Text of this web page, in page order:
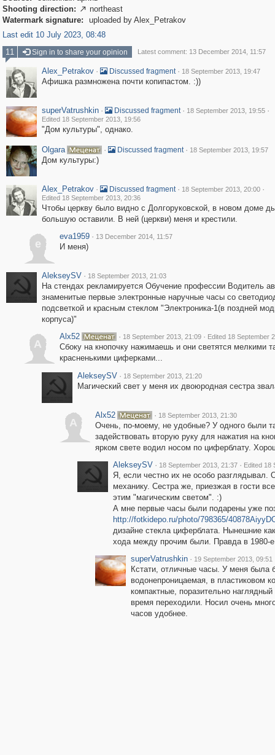
Shooting direction:  northeast
Watermark signature:
uploaded by Alex_Petrakov
Last edit 10 July 2023, 08:48
11
Sign in to share your opinion Latest comment: 13 December 2014, 11:57
Alex_Petrakov · Discussed fragment · 18 September 2013, 19:47
Афишка размножена почти копипастом. :))
superVatrushkin · Discussed fragment · 18 September 2013, 19:55 ·
Edited 18 September 2013, 19:56
"Дом культуры", однако.
Olgara · Discussed fragment · 18 September 2013, 19:57
Дом культуры:)
Alex_Petrakov · Discussed fragment · 18 September 2013, 20:00 ·
Edited 18 September 2013, 20:36
Чтобы церкву было видно с Долгоруковской, в новом доме
большую оставили. В ней (церкви) меня и крестили.
e
eva1959 · 13 December 2014, 11:57
И меня)
AlekseySV · 18 September 2013, 21:03
На стендах рекламируется Обучение профессии Водитель
знаменитые первые электронные наручные часы со
подсветкой и красным стеклом "Электроника-1(в поздней
корпуса)"
A
Alx52 · 18 September 2013, 21:09 · Edited 18 September
Сбоку на кнопочку нажимаешь и они светятся мелкими
красненькими циферками...
AlekseySV · 18 September 2013, 21:20
Магический свет у меня их двоюродная сестра
A
Alx52 · 18 September 2013, 21:30
Очень, по-моему, не удобные? У одного были
задействовать вторую руку для нажатия на
ярком свете водил носом по циферблату.
AlekseySV · 18 September 2013, 21:37 · Edited 18
Я, если честно их не особо разглядывал.
механику. Сестра же, приезжая в гости
этим "магическим светом". :)
А мне первые часы были подарены уже
http://fotkidepo.ru/photo/798365/
дизайне стекла циферблата. Нынешние
хода между прочим были. Правда в 1980-
superVatrushkin · 19 September 2013, 09:51
Кстати, отличные часы. У меня была
водонепроницаемая, в пластиковом
компактные, поразительно
время переходили. Носил очень
часов удобнее.